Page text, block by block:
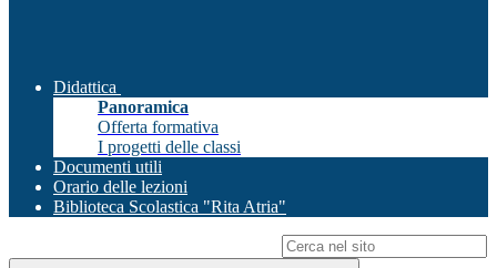
Didattica
Panoramica
Offerta formativa
I progetti delle classi
Documenti utili
Orario delle lezioni
Biblioteca Scolastica "Rita Atria"